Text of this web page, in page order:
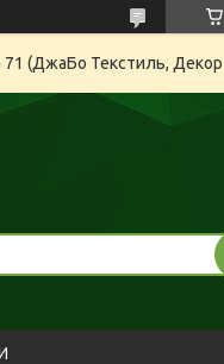
71 (ДжаБо Текстиль,